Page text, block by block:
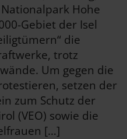
Hohe
Gebiet der Isel
die
trotz
Um gegen die
setzen der
zum Schutz der
(VEO) sowie die
[…]